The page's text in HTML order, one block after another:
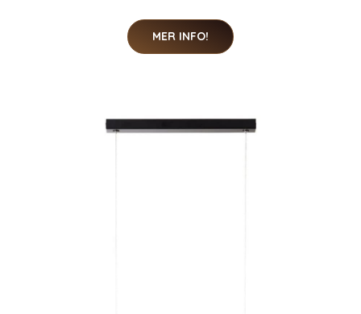
MER INFO!